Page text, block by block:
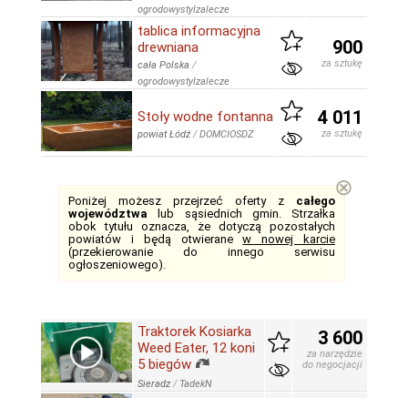
ogrodowystylzalecze
tablica informacyjna
drewniana
cała Polska /
ogrodowystylzalecze
900
za sztukę
Stoły wodne fontanna
powiat Łódź /DOMCIOSDZ
4 011
za sztukę
Poniżej możesz przejrzeć oferty z całego
województwa lub sąsiednich gmin. Strzałka
obok tytułu oznacza, że dotyczą pozostałych
powiatów i będą otwieranew nowej karcie
(przekierowanie do innego serwisu
ogłoszeniowego).
⊗
Traktorek Kosiarka
Weed Eater, 12 koni
5 biegów
Sieradz / TadekN
3 600
za narzędzie
do negocjacji